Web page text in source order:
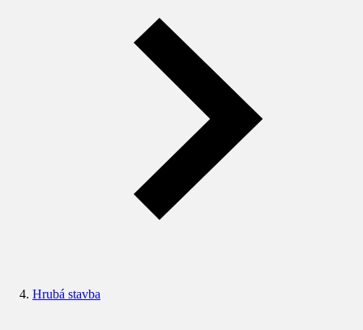
Hrubá stavba